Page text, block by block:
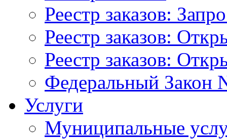
Реестр заказов:
Реестр заказов:
Реестр заказов:
Федеральный Закон
Услуги
Муниципальные